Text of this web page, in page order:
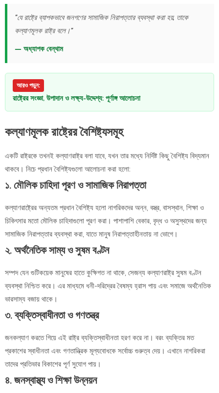
"যে রাষ্ট্রে ব্যাপকভাবে জনগণের সামাজিক নিরাপত্তার ব্যবস্থা করা হয়, তাকে
কল্যাণমূলক রাষ্ট্র বলে।"
— অধ্যাপক বেন্থাম
আরও পড়ুন:
রাষ্ট্রের সংজ্ঞা, উপাদান ও লক্ষ্য-উদ্দেশ্য: পূর্ণাঙ্গ আলোচনা
কল্যাণমূলক রাষ্ট্রের বৈশিষ্ট্যসমূহ
একটি রাষ্ট্রকে তখনই কল্যাণরাষ্ট্র বলা যাবে, যখন তার মধ্যে নির্দিষ্ট কিছু বৈশিষ্ট্য বিদ্যমান
থাকবে। নিচে প্রধান বৈশিষ্ট্যগুলো আলোচনা করা হলো:
১. মৌলিক চাহিদা পূরণ ও সামাজিক নিরাপত্তা
কল্যাণরাষ্ট্রের অন্যতম প্রধান বৈশিষ্ট্য হলো নাগরিকদের অন্ন, বস্ত্র, বাসস্থান, শিক্ষা ও
চিকিৎসার মতো মৌলিক চাহিদাগুলো পূরণ করা। পাশাপাশি বেকার, বৃদ্ধ ও অসুস্থদের জন্য
সামাজিক নিরাপত্তার ব্যবস্থা করা, যাতে মানুষ নিরাপত্তাহীনতায় না ভোগে।
২. অর্থনৈতিক সাম্য ও সুষম বণ্টন
সম্পদ যেন গুটিকয়েক মানুষের হাতে কুক্ষিগত না থাকে, সেজন্য কল্যাণরাষ্ট্র সুষম বণ্টন
ব্যবস্থা নিশ্চিত করে। এর মাধ্যমে ধনী-দরিদ্রের বৈষম্য হ্রাস পায় এবং সমাজে অর্থনৈতিক
ভারসাম্য বজায় থাকে।
৩. ব্যক্তিস্বাধীনতা ও গণতন্ত্র
জনকল্যাণ করতে গিয়ে এই রাষ্ট্র ব্যক্তিস্বাধীনতা হরণ করে না। বরং ব্যক্তির মত
প্রকাশের স্বাধীনতা এবং গণতান্ত্রিক মূল্যবোধকে সর্বোচ্চ গুরুত্ব দেয়। এখানে নাগরিকরা
তাদের প্রতিভার বিকাশের পূর্ণ সুযোগ পায়।
৪. জনস্বাস্থ্য ও শিক্ষা উন্নয়ন